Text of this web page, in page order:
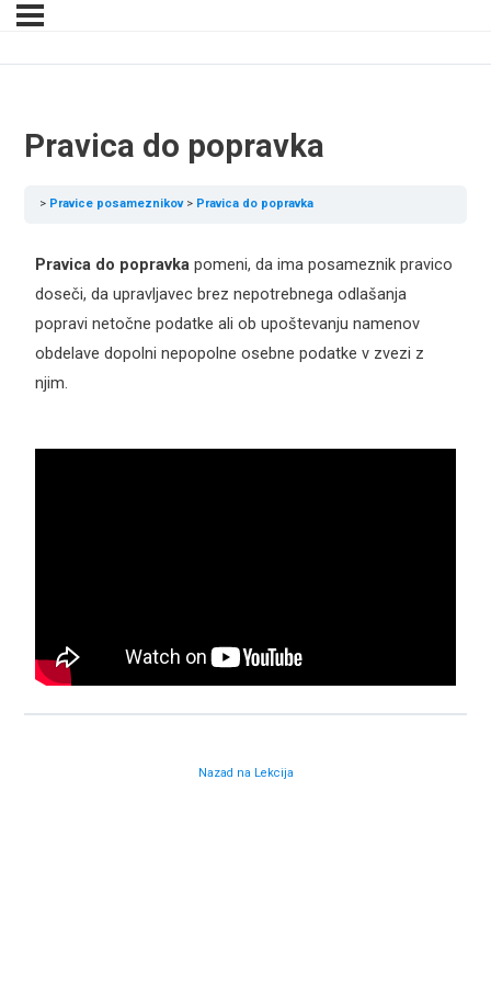
Pravica do popravka
Pravice posameznikov Pravica do popravka
Pravica do popravkapomeni, da ima posameznik pravico
doseči, da upravljavec brez nepotrebnega odlašanja
popravi netočne podatke ali ob upoštevanju namenov
obdelave dopolni nepopolne osebne podatke v zvezi z
njim.
Nazad na Lekcija